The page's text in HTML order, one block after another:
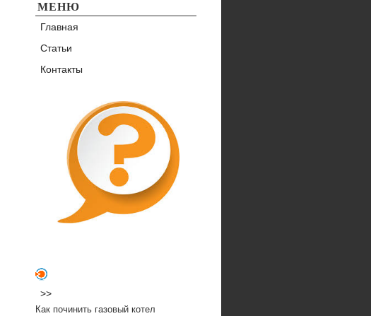
МЕНЮ
Главная
Статьи
Контакты
>>
Как починить газовый котел